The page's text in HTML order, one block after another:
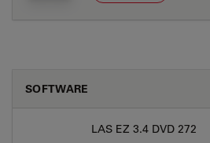
SOFTWARE
LAS EZ 3.4 DVD 272